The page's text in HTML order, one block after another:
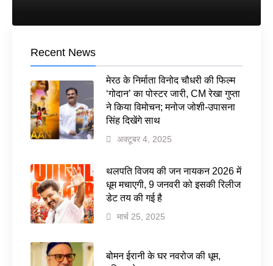
Recent News
मेरठ के निर्माता विनोद चौधरी की फिल्म
‘गोदान’ का पोस्टर जारी, CM रेखा गुप्ता
ने किया विमोचन; मनोज जोशी-उपासना
सिंह दिखेंगे साथ
अक्टूबर 4, 2025
थलपति विजय की जन नायकन 2026 में
धूम मचाएगी, 9 जनवरी को इसकी रिलीज
डेट तय की गई है
मार्च 25, 2025
बोमन ईरानी के घर नवरोज की धूम,